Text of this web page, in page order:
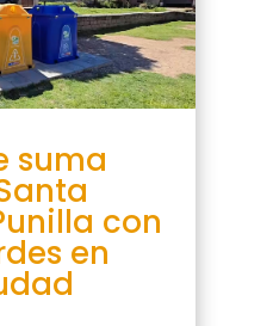
suma
con
en